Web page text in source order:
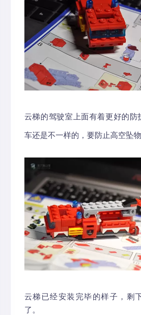
云梯的驾驶室上面有着更好的防
车还是不一样的，要防止高空坠物
云梯已经安装完毕的样子，剩
了。